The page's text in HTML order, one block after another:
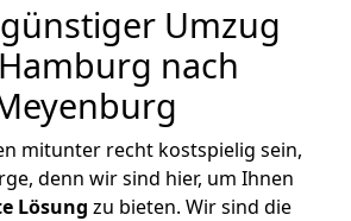
Umzug
nach
mitunter recht kostspielig sein,
denn wir sind hier, um Ihnen
Lösung zu bieten. Wir sind die